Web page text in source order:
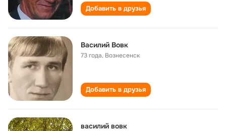
Добавить в друзья
Василий Вовк
73 года, Вознесенск
Добавить в друзья
василий вовк